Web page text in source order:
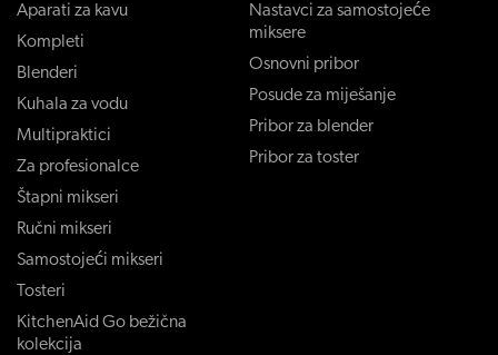
Aparati za kavu
Kompleti
Blenderi
Kuhala za vodu
Multipraktici
Za profesionalce
Štapni mikseri
Ručni mikseri
Samostojeći mikseri
Tosteri
KitchenAid Go bežična
kolekcija
Nastavci za samostojeće
miksere
Osnovni pribor
Posude za miješanje
Pribor za blender
Pribor za toster